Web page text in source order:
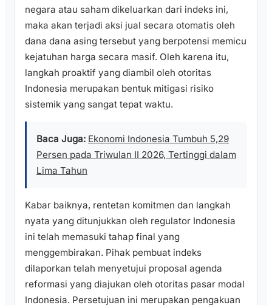
negara atau saham dikeluarkan dari indeks ini,
maka akan terjadi aksi jual secara otomatis oleh
dana dana asing tersebut yang berpotensi memicu
kejatuhan harga secara masif. Oleh karena itu,
langkah proaktif yang diambil oleh otoritas
Indonesia merupakan bentuk mitigasi risiko
sistemik yang sangat tepat waktu.
Baca Juga: Ekonomi Indonesia Tumbuh 5,29
Persen pada Triwulan II 2026, Tertinggi dalam
Lima Tahun
Kabar baiknya, rentetan komitmen dan langkah
nyata yang ditunjukkan oleh regulator Indonesia
ini telah memasuki tahap final yang
menggembirakan. Pihak pembuat indeks
dilaporkan telah menyetujui proposal agenda
reformasi yang diajukan oleh otoritas pasar modal
Indonesia. Persetujuan ini merupakan pengakuan